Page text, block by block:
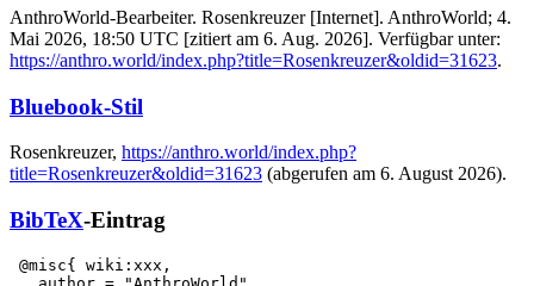
AnthroWorld-Bearbeiter. Rosenkreuzer [Internet]. AnthroWorld; 4.
Mai 2026, 18:50 UTC [zitiert am 6. Aug. 2026]. Verfügbar unter:
https://anthro.world/index.php?title=Rosenkreuzer&oldid=31623.
Bluebook-Stil
Rosenkreuzer, https://anthro.world/index.php?
title=Rosenkreuzer&oldid=31623 (abgerufen am 6. August 2026).
BibTeX-Eintrag
@misc{ wiki:xxx,